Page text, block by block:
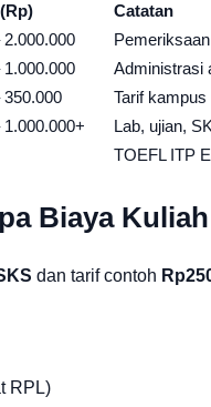
Catatan
2.000.000
1.000.000
Administrasi
350.000
Tarif
1.000.000+
Lab, ujian,
TOEFL ITP
Biaya
dan tarif contoh
RPL)